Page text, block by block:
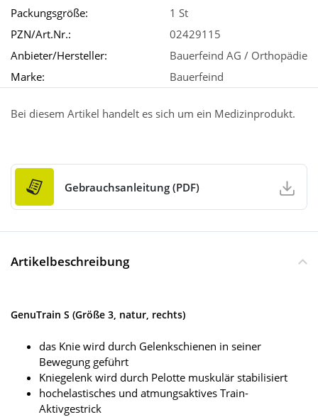
Packungsgröße:
1 St
PZN/Art.Nr.:
02429115
Anbieter/Hersteller:
Bauerfeind AG / Orthopädie
Marke:
Bauerfeind
Bei diesem Artikel handelt es sich um ein Medizinprodukt.
Gebrauchsanleitung (PDF)
Artikelbeschreibung
GenuTrain S (Größe 3, natur, rechts)
das Knie wird durch Gelenkschienen in seiner
Bewegung geführt
Kniegelenk wird durch Pelotte muskulär stabilisiert
hochelastisches und atmungsaktives Train-
Aktivgestrick